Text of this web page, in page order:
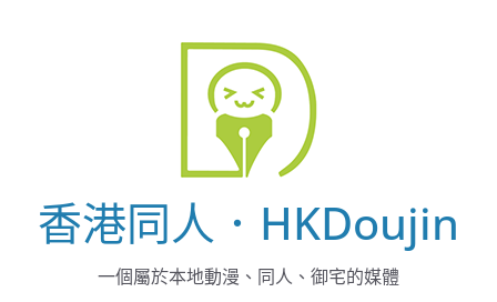
香港同人．HKDoujin
一個屬於本地動漫、同人、御宅的媒體